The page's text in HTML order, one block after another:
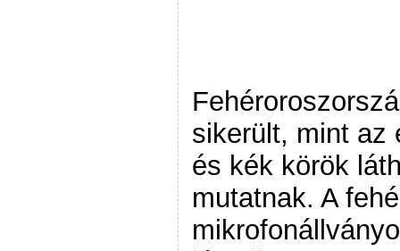
sikerült, mint az
és kék körök
mutatnak. A